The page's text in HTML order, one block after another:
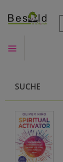
SUCHE